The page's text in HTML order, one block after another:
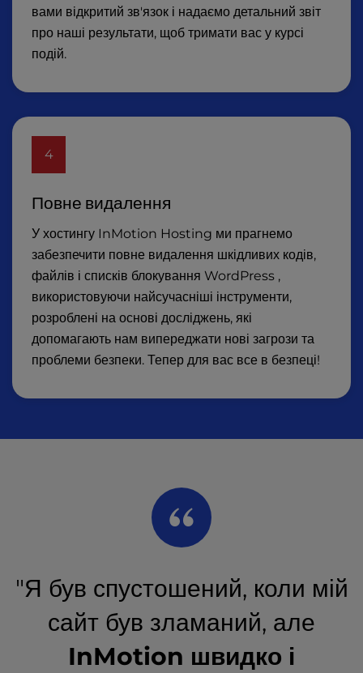
вами відкритий зв'язок і надаємо детальний звіт
про наші результати, щоб тримати вас у курсі
подій.
4
Повне видалення
У хостингу InMotion Hosting ми прагнемо
забезпечити повне видалення шкідливих кодів,
файлів і списків блокування WordPress ,
використовуючи найсучасніші інструменти,
розроблені на основі досліджень, які
допомагають нам випереджати нові загрози та
проблеми безпеки. Тепер для вас все в безпеці!
"Я був спустошений, коли мій
сайт був зламаний, але
InMotion швидко і